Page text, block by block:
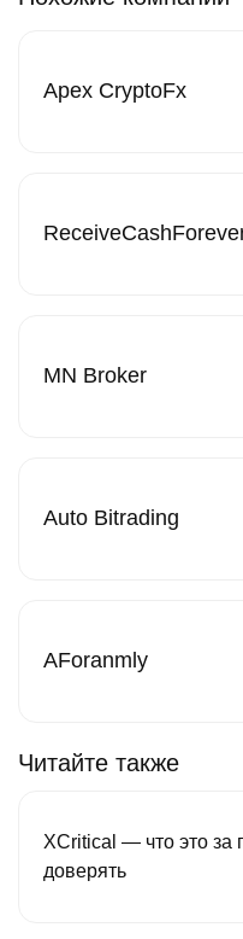
Apex CryptoFx
MN Broker
Auto Bitrading
AForanmly
Читайте также
XCritical — что это за
доверять